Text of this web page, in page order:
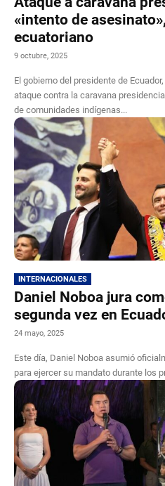
«intento de
ecuatoriano
9 octubre, 2025
El gobierno del presidente de
ataque contra la caravana
de comunidades indígenas...
INTERNACIONALES
Daniel Noboa jura
segunda vez en
24 mayo, 2025
Este día, Daniel Noboa asumió
para ejercer su mandato durante los